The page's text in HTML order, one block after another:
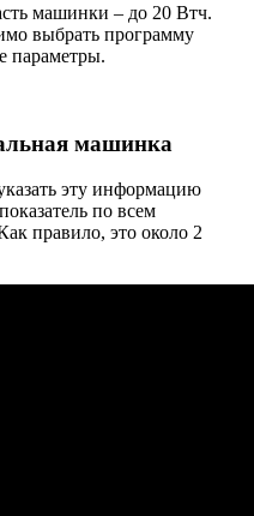
машинки – до 20 Втч.
выбрать программу
параметры.
машинка
эту информацию
по всем
правило, это около 2